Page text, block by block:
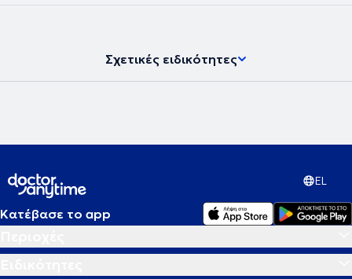
Σχετικές ειδικότητες
EL
Κατέβασε το app